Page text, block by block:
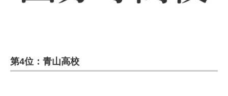
第4位：青山高校